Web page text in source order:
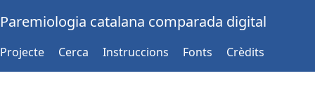
Paremiologia catalana comparada digital
Projecte Cerca Instruccions Fonts Crèdits